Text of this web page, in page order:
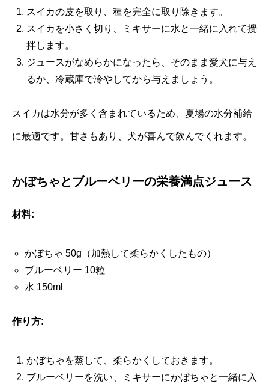
スイカの皮を取り、種を完全に取り除きます。
スイカを小さく切り、ミキサーに水と一緒に入れて攪
拌します。
ジュースがなめらかになったら、そのまま愛犬に与え
るか、冷蔵庫で冷やしてから与えましょう。
スイカは水分が多く含まれているため、夏場の水分補給
に最適です。甘さもあり、犬が喜んで飲んでくれます。
かぼちゃとブルーベリーの栄養満点ジュース
材料:
かぼちゃ 50g（加熱して柔らかくしたもの）
ブルーベリー 10粒
水 150ml
作り方:
かぼちゃを蒸して、柔らかくしておきます。
ブルーベリーを洗い、ミキサーにかぼちゃと一緒に入